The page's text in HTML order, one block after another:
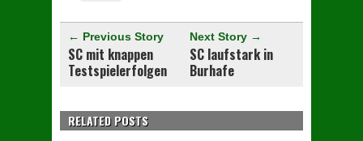
← Previous Story
SC mit knappen
Testspielerfolgen
Next Story →
SC laufstark in
Burhafe
RELATED POSTS